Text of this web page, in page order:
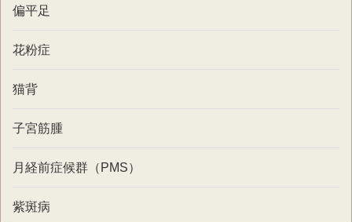
偏平足
花粉症
猫背
子宮筋腫
月経前症候群（PMS）
紫斑病